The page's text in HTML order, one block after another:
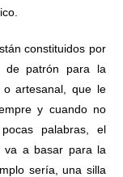
constituidos por
de patrón para la
o artesanal, que le
y cuando no
palabras, el
va a basar para la
sería, una silla